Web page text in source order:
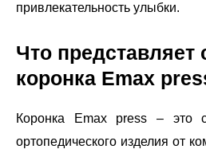
привлекательность улыбки.
Что представляет
коронка Emax
Коронка Emax press – это
ортопедического изделия от